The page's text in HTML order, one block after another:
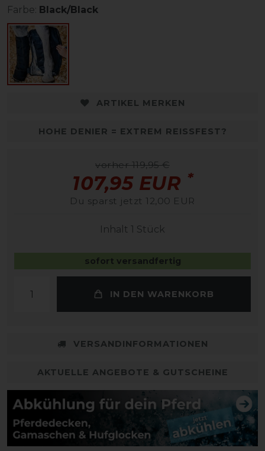
Farbe: Black/Black
ARTIKEL MERKEN
HOHE DENIER = EXTREM REISSFEST?
vorher 119,95 €
107,95 EUR *
Du sparst jetzt 12,00 EUR
Inhalt 1 Stück
sofort versandfertig
IN DEN WARENKORB
VERSANDINFORMATIONEN
AKTUELLE ANGEBOTE & GUTSCHEINE